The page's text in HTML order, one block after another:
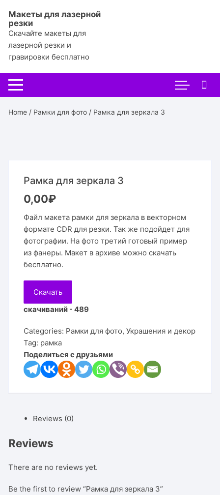
содержимому
Макеты для лазерной
резки
Скачайте макеты для
лазерной резки и
гравировки бесплатно
Home / Рамки для фото / Рамка для зеркала 3
Рамка для зеркала 3
0,00₽
Файл макета рамки для зеркала в векторном
формате CDR для резки. Так же подойдет для
фотографии. На фото третий готовый пример
из фанеры. Макет в архиве можно скачать
бесплатно.
Скачать
скачиваний - 489
Categories: Рамки для фото,Украшения и декор
Tag: рамка
Поделиться с друзьями
Reviews (0)
Reviews
There are no reviews yet.
Be the first to review “Рамка для зеркала 3”